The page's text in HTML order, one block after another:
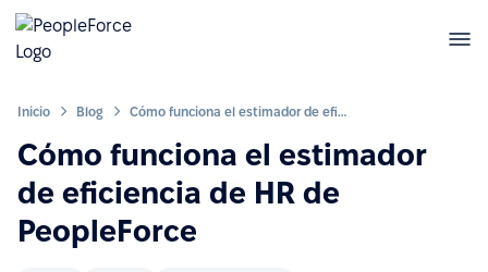
Inicio Blog Cómo funciona el estimador de eficiencia de HR de PeopleForce
Cómo funciona el estimador
de eficiencia de HR de
PeopleForce